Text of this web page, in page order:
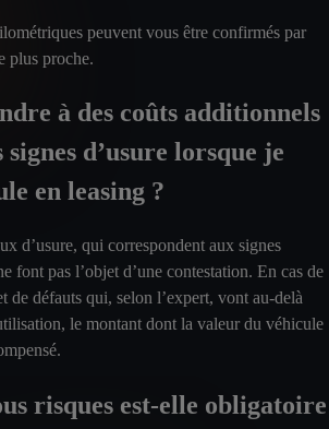
peuvent vous être confirmés par
plus proche.
à des coûts additionnels
signes d’usure lorsque je
en leasing ?
d’usure, qui correspondent aux signes
font pas l’objet d’une contestation. En cas de
de défauts qui, selon l’expert, vont au-delà
le montant dont la valeur du véhicule
risques est-elle obligatoire